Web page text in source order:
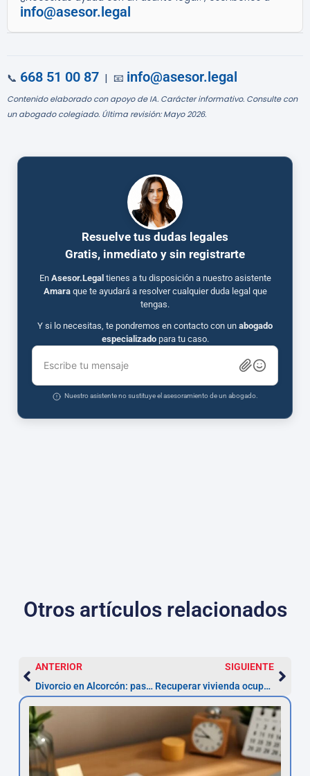
info@asesor.legal
📞 668 51 00 87 | 📧 info@asesor.legal
Contenido elaborado con apoyo de IA. Carácter informativo. Consulte con
un abogado colegiado. Última revisión: Mayo 2026.
Resuelve tus dudas legales
Gratis, inmediato y sin registrarte
En Asesor.Legal tienes a tu disposición a nuestro asistente
Amaraque te ayudará a resolver cualquier duda legal que
tengas.
Y si lo necesitas, te pondremos en contacto con un abogado
especializadopara tu caso.
Escribe tu mensaje
Nuestro asistente no sustituye el asesoramiento de un abogado.
Otros artículos relacionados
ANTERIOR
Divorcio en Alcorcón: pasos, plazo y coste (2026)
SIGUIENTE
Recuperar vivienda ocupada en Alcorcón: pasos y plazos